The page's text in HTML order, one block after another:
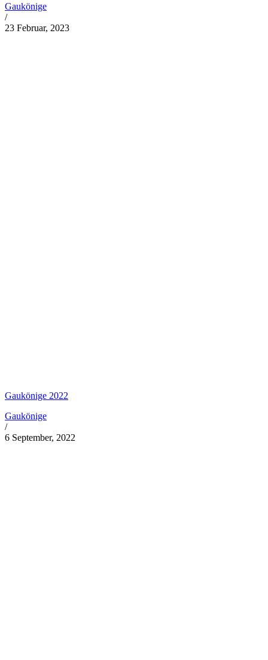
Gaukönige
/
23 Februar, 2023
Gaukönige 2022
Gaukönige
/
6 September, 2022